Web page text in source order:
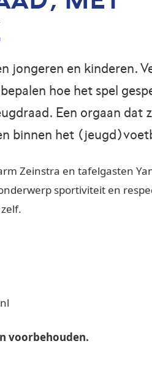
jongeren en kinderen.
hoe het spel
Een orgaan dat
binnen het
Zeinstra en tafelgasten
sportiviteit en
voorbehouden.